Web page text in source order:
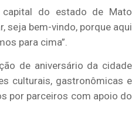
do estado de Mato
seja bem-vindo, porque aqui
para cima”.
de aniversário da cidade
culturais, gastronômicas e
por parceiros com apoio do